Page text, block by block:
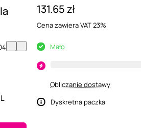
L
131.65 zł
Cena zawiera VAT 23%
Mało
Obliczanie dostawy
Dyskretna paczka